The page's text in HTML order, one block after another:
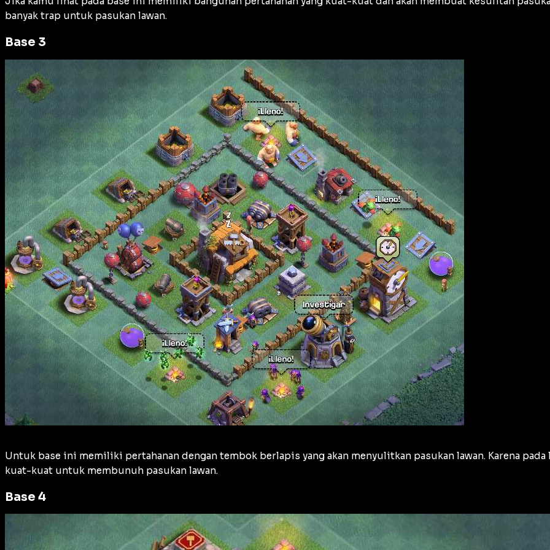
banyak trap untuk pasukan lawan.
Base 3
Untuk base ini memiliki pertahanan dengan tembok berlapis yang akan menyulitkan pasukan lawan. Karena
kuat-kuat untuk membunuh pasukan lawan.
Base 4